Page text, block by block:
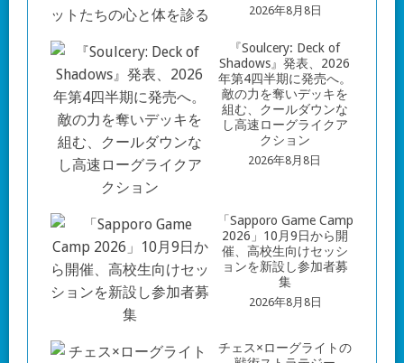
2026年8月8日
『Soulcery: Deck of
Shadows』発表、2026
年第4四半期に発売へ。
敵の力を奪いデッキを
組む、クールダウンな
し高速ローグライクア
クション
2026年8月8日
「Sapporo Game Camp
2026」10月9日から開
催、高校生向けセッシ
ョンを新設し参加者募
集
2026年8月8日
チェス×ローグライトの